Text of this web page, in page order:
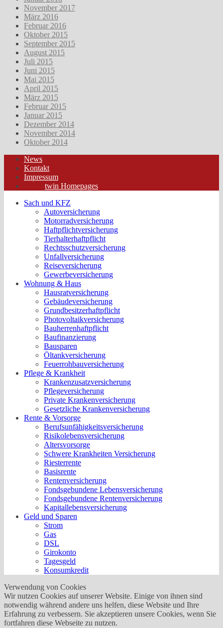
November 2017
März 2016
Februar 2016
Oktober 2015
September 2015
August 2015
Juli 2015
Juni 2015
Mai 2015
April 2015
März 2015
Februar 2015
Januar 2015
Dezember 2014
November 2014
Oktober 2014
News
Kontakt
Impressum
twin Homepages
Sach und KFZ
Autoversicherung
Motorradversicherung
Haftpflichtversicherung
Tierhalterhaftpflicht
Rechtsschutzversicherung
Unfallversicherung
Reiseversicherung
Gewerbeversicherung
Wohnung & Haus
Hausratversicherung
Gebäudeversicherung
Grundbesitzerhaftpflicht
Photovoltaikversicherung
Bauherrenhaftpflicht
Baufinanzierung
Bausparen
Öltankversicherung
Feuerrohbauversicherung
Pflege & Krankheit
Krankenzusatzversicherung
Pflegeversicherung
Private Krankenversicherung
Gesetzliche Krankenversicherung
Rente & Vorsorge
Berufs­unfähigkeitsversicherung
Risikolebensversicherung
Altersvorsorge
Schwere Krankheiten Versicherung
Riesterrente
Basisrente
Rentenversicherung
Fondsgebundene Lebensversicherung
Fondsgebundene Rentenversicherung
Kapitallebensversicherung
Geld und Sparen
Strom
Gas
DSL
Girokonto
Tagesgeld
Konsumkredit
Verwendung von Cookies
Wir nutzen Cookies auf unserer Website. Einige von ihnen sind
notwendig während andere uns helfen, diese Website und Ihre
Erfahrung zu verbessern. Sie akzeptieren unsere Cookies, wenn Sie
fortfahren diese Webseite zu nutzen.